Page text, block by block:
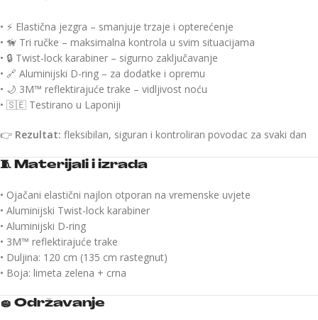
• ⚡ Elastična jezgra – smanjuje trzaje i opterećenje
• 🦮 Tri ručke – maksimalna kontrola u svim situacijama
• 🔒 Twist-lock karabiner – sigurno zaključavanje
• 🔗 Aluminijski D-ring – za dodatke i opremu
• 🌙 3M™ reflektirajuće trake – vidljivost noću
• 🇸🇪 Testirano u Laponiji
👉 Rezultat: fleksibilan, siguran i kontroliran povodac za svaki dan
🧵 Materijali i izrada
• Ojačani elastični najlon otporan na vremenske uvjete
• Aluminijski Twist-lock karabiner
• Aluminijski D-ring
• 3M™ reflektirajuće trake
• Duljina: 120 cm (135 cm rastegnut)
• Boja: limeta zelena + crna
🧽 Održavanje